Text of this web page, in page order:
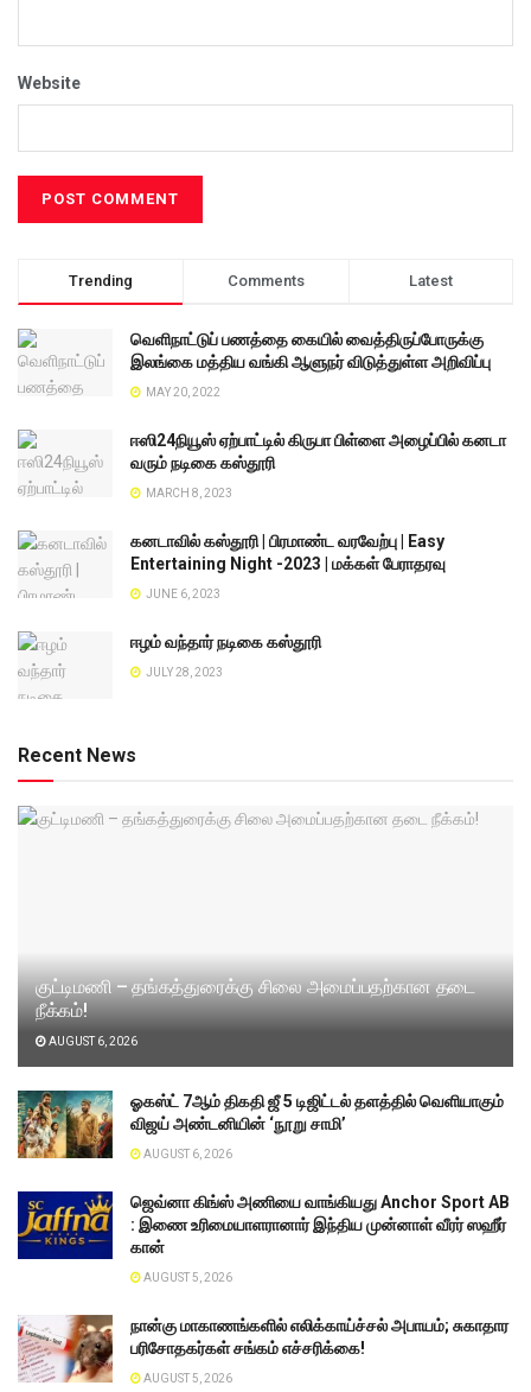
Website
Trending Comments Latest
வெளிநாட்டுப் பணத்தை கையில் வைத்திருப்போருக்கு
இலங்கை மத்திய வங்கி ஆளுநர் விடுத்துள்ள அறிவிப்பு
MAY 20, 2022
ஈஸி24நியூஸ் ஏற்பாட்டில் கிருபா பிள்ளை அழைப்பில் கனடா
வரும் நடிகை கஸ்தூரி
MARCH 8, 2023
கனடாவில் கஸ்தூரி | பிரமாண்ட வரவேற்பு | Easy
Entertaining Night -2023 | மக்கள் பேராதரவு
JUNE 6, 2023
ஈழம் வந்தார் நடிகை கஸ்தூரி
JULY 28, 2023
Recent News
குட்டிமணி – தங்கத்துரைக்கு சிலை அமைப்பதற்கான தடை
நீக்கம்!
AUGUST 6, 2026
ஓகஸ்ட் 7ஆம் திகதி ஜீ 5 டிஜிட்டல் தளத்தில் வெளியாகும்
விஜய் அண்டனியின் ‘நூறு சாமி’
AUGUST 6, 2026
ஜெவ்னா கிங்ஸ் அணியை வாங்கியது Anchor Sport AB
: இணை உரிமையாளரானார் இந்திய முன்னாள் வீரர் ஸஹீர்
கான்
AUGUST 5, 2026
நான்கு மாகாணங்களில் எலிக்காய்ச்சல் அபாயம்; சுகாதார
பரிசோதகர்கள் சங்கம் எச்சரிக்கை!
AUGUST 5, 2026